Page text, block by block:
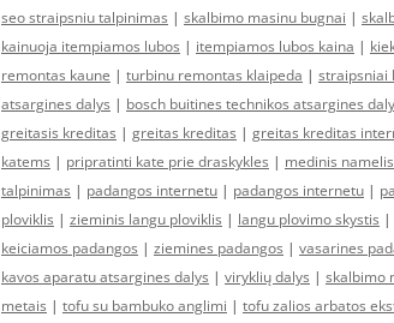
seo straipsniu talpinimas | skalbimo masinu bugnai |
kainuoja itempiamos lubos | itempiamos lubos kaina |
remontas kaune | turbinu remontas klaipeda | straipsniai
atsargines dalys | bosch buitines technikos atsargines
greitasis kreditas | greitas kreditas | greitas kreditas
katems | pripratinti kate prie draskykles | medinis
talpinimas | padangos internetu | padangos internetu |
ploviklis | zieminis langu ploviklis | langu plovimo skystis |
keiciamos padangos | ziemines padangos | vasarines
kavos aparatu atsargines dalys | viryklių dalys | skalbimo
metais | tofu su bambuko anglimi | tofu zalios arbatos